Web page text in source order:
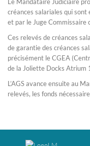
créances salariales qui
et par le Juge Commissaire
Ces relevés de créances
de garantie des créances
précisément le CGEA
de la Joliette Docks Atrium
L’AGS avance ensuite au
relevés, les fonds